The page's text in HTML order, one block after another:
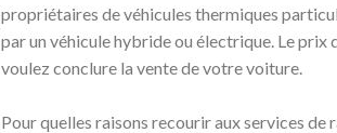
propriétaires de véhicules thermiques
par un véhicule hybride ou électrique. Le prix
voulez conclure la vente de votre voiture.
Pour quelles raisons recourir aux services de